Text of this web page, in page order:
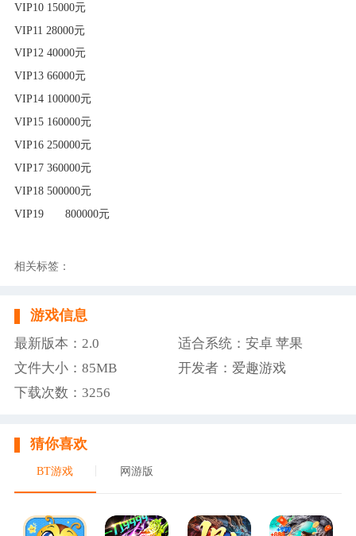
VIP10 15000元
VIP11 28000元
VIP12 40000元
VIP13 66000元
VIP14 100000元
VIP15 160000元
VIP16 250000元
VIP17 360000元
VIP18 500000元
VIP19
800000元
相关标签：
游戏信息
最新版本：2.0
适合系统：安卓 苹果
文件大小：85MB
开发者：爱趣游戏
下载次数：3256
猜你喜欢
BT游戏 网游版